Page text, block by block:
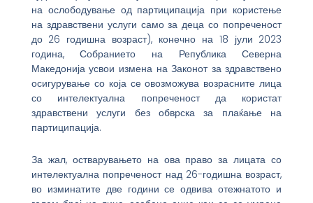
на ослободување од партиципација при користење
на здравствени услуги само за деца со попреченост
до 26 годишна возраст), конечно на 18 јули 2023
година, Собранието на Република Северна
Македонија усвои измена на Законот за здравствено
осигурување со која се овозможува возрасните лица
со интелектуална попреченост да користат
здравствени услуги без обврска за плаќање на
партиципација.
За жал, остварувањето на ова право за лицата со
интелектуална попреченост над 26-годишна возраст,
во изминатите две години се одвива отежнатото и